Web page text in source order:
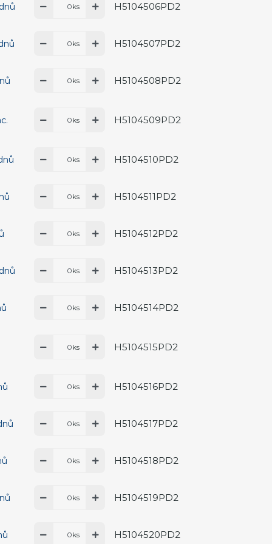
ks H5104506PD2
ks H5104507PD2
ks H5104508PD2
ks H5104509PD2
ks H5104510PD2
ks H5104511PD2
ks H5104512PD2
ks H5104513PD2
ks H5104514PD2
ks H5104515PD2
ks H5104516PD2
ks H5104517PD2
ks H5104518PD2
ks H5104519PD2
ks H5104520PD2